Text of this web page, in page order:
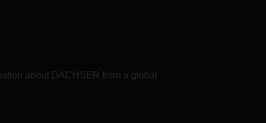
about DACHSER from a global